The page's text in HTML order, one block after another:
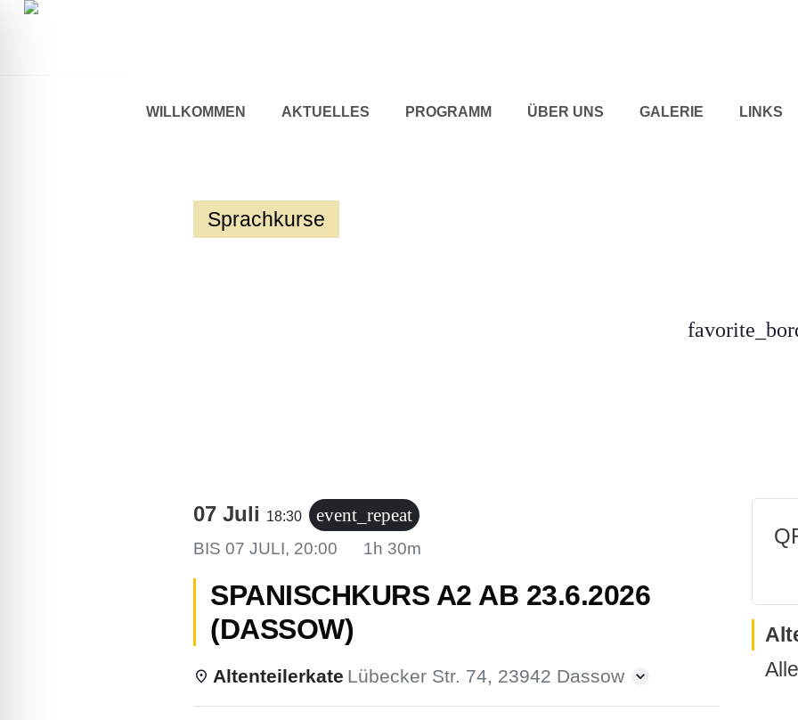
WILLKOMMEN AKTUELLES PROGRAMM ÜBER UNS GALERIE LINKS
Sprachkurse
07 Juli 18:30 event_repeat
BIS 07 JULI, 20:00 1h 30m
SPANISCHKURS A2 AB 23.6.2026
(DASSOW)
Altenteilerkate Lübecker Str. 74, 23942 Dassow
Alle